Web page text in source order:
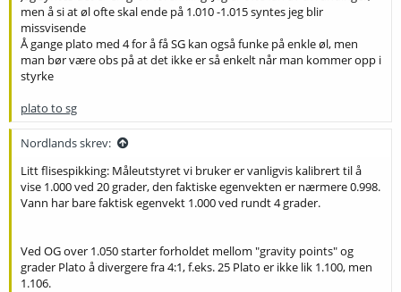
men å si at øl ofte skal ende på 1.010 -1.015 syntes jeg blir
missvisende
Å gange plato med 4 for å få SG kan også funke på enkle øl, men
man bør være obs på at det ikke er så enkelt når man kommer opp i
styrke
plato to sg
Nordlands skrev:
Litt flisespikking: Måleutstyret vi bruker er vanligvis kalibrert til å
vise 1.000 ved 20 grader, den faktiske egenvekten er nærmere 0.998.
Vann har bare faktisk egenvekt 1.000 ved rundt 4 grader.
Ved OG over 1.050 starter forholdet mellom "gravity points" og
grader Plato å divergere fra 4:1, f.eks. 25 Plato er ikke lik 1.100, men
1.106.